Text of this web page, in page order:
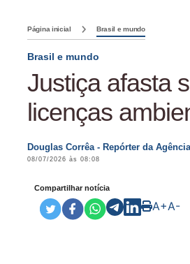
Página inicial Brasil e mundo
Brasil e mundo
Justiça afasta
licenças
Douglas Corrêa - Repórter da
08/07/2026 às 08:08
Compartilhar notícia
A+A-